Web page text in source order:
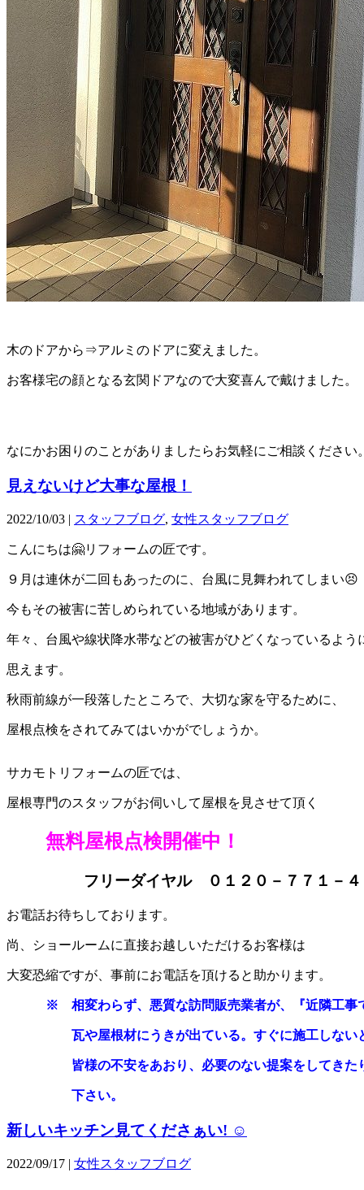
木のドアから⇒アルミのドアに変えました。
お客様宅の顔となる玄関ドアなので大変喜んで戴けました。
なにかお困りのことがありましたらお気軽にご相談ください
見えないけど大事な屋根！
2022/10/03 | スタッフブログ, 女性スタッフブログ
こんにちは🤗リフォームの匠です。
９月は連休が二回もあったのに、台風に見舞われてしまい😣
今もその被害に苦しめられている地域があります。
年々、台風や線状降水帯などの被害がひどくなっているよう
思えます。
秋雨前線が一段落したところで、大切な家を守るために、
屋根点検をされてみてはいかがでしょうか。
サカモトリフォームの匠では、
屋根専門のスタッフがお伺いして屋根を見させて頂く
無料屋根点検開催中！
フリーダイヤル ０１２０－７７１－
お電話お待ちしております。
尚、ショールームに直接お越しいただけるお客様は
大変恐縮ですが、事前にお電話を頂けると助かります。
※ 相変わらず、悪質な訪問販売業者が、『近隣工事
瓦や屋根材にうきが出ている。すぐに施工しないと
皆様の不安をあおり、必要のない提案をしてきたり
下さい。
新しいキッチン見てくださぁい! ☺
2022/09/17 | 女性スタッフブログ